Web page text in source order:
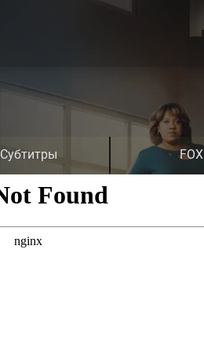
Субтитры FOX